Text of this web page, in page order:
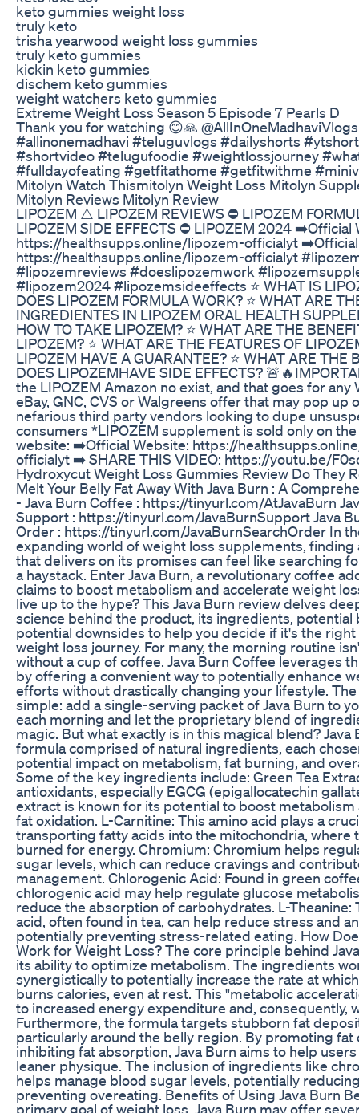
keto gummies weight loss
truly keto
trisha yearwood weight loss gummies
truly keto gummies
kickin keto gummies
dischem keto gummies
weight watchers keto gummies
Extreme Weight Loss Season 5 Episode 7 Pearls D
Thank you for watching 😊🙏 ​⁠@AllInOneMadhaviVlogs
#allinonemadhavi #teluguvlogs #dailyshorts
#shortvideo #telugufoodie #weightlossjourney
#fulldayofeating #getfitathome #getfitwithme
Mitolyn Watch Thismitolyn Weight Loss Mitolyn
Mitolyn Reviews Mitolyn Review
LIPOZEM ⚠️ LIPOZEM REVIEWS ⛔ LIPOZEM
LIPOZEM SIDE EFFECTS ⛔ LIPOZEM 2024 ➡️Official
https://healthsupps.online/lipozem-officialyt
https://healthsupps.online/lipozem-officialyt
#lipozemreviews #doeslipozemwork
#lipozem2024 #lipozemsideeffects ⭐ WHAT IS
DOES LIPOZEM FORMULA WORK? ⭐ WHAT ARE
INGREDIENTES IN LIPOZEM ORAL HEALTH
HOW TO TAKE LIPOZEM? ⭐ WHAT ARE THE
LIPOZEM? ⭐ WHAT ARE THE FEATURES OF
LIPOZEM HAVE A GUARANTEE? ⭐ WHAT ARE THE
DOES LIPOZEMHAVE SIDE EFFECTS?
the LIPOZEM Amazon no exist, and that goes for any
eBay, GNC, CVS or Walgreens offer that may pop up
nefarious third party vendors looking to dupe
consumers *LIPOZEM supplement is sold only on
website: ➡️Official Website: https://
officialyt ➡️ SHARE THIS VIDEO: https://youtu.be/
Hydroxycut Weight Loss Gummies Review Do They
Melt Your Belly Fat Away With Java Burn : A
- Java Burn Coffee : https://tinyurl.com/AtJavaBurn
Support : https://tinyurl.com/JavaBurnSupport Java
Order : https://tinyurl.com/JavaBurnSearchOrder In
expanding world of weight loss supplements, finding
that delivers on its promises can feel like searching
a haystack. Enter Java Burn, a revolutionary coffee
claims to boost metabolism and accelerate weight
live up to the hype? This Java Burn review delves
science behind the product, its ingredients, potential
potential downsides to help you decide if it's the
weight loss journey. For many, the morning routine
without a cup of coffee. Java Burn Coffee leverages
by offering a convenient way to potentially enhance
efforts without drastically changing your lifestyle.
simple: add a single-serving packet of Java Burn to
each morning and let the proprietary blend of
magic. But what exactly is in this magical blend? Java
formula comprised of natural ingredients, each
potential impact on metabolism, fat burning, and
Some of the key ingredients include: Green Tea
antioxidants, especially EGCG (epigallocatechin
extract is known for its potential to boost
fat oxidation. L-Carnitine: This amino acid plays a
transporting fatty acids into the mitochondria, where
burned for energy. Chromium: Chromium helps
sugar levels, which can reduce cravings and
management. Chlorogenic Acid: Found in green
chlorogenic acid may help regulate glucose
reduce the absorption of carbohydrates. L-Theanine:
acid, often found in tea, can help reduce stress and
potentially preventing stress-related eating. How
Work for Weight Loss? The core principle behind
its ability to optimize metabolism. The ingredients
synergistically to potentially increase the rate at
burns calories, even at rest. This "metabolic
to increased energy expenditure and, consequently,
Furthermore, the formula targets stubborn fat
particularly around the belly region. By promoting fat
inhibiting fat absorption, Java Burn aims to help users
leaner physique. The inclusion of ingredients like
helps manage blood sugar levels, potentially
preventing overeating. Benefits of Using Java Burn
primary goal of weight loss, Java Burn may offer